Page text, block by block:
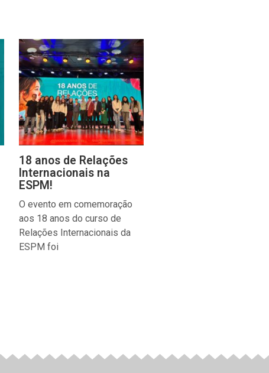
18 anos de Relações
Internacionais na
ESPM!
O evento em comemoração
aos 18 anos do curso de
Relações Internacionais da
ESPM foi